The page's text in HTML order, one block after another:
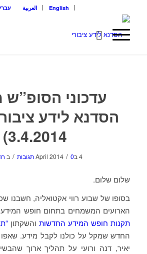
English العربية
עדכוני הסופ”ש
3.4.2014)
4 בApril 2014 / 0 תגובות / ב
שלום שלום.
בסופו של שבוע רווי אקטואליה, חשבנו
הארועים המשמחים בתחום חופש
תקנות חופש המידע החדשותוהשקתון
החדש שמקל על כולנו לקבל מידע. שאפו
יאיר, דנה ורועי על תהליך ארוך